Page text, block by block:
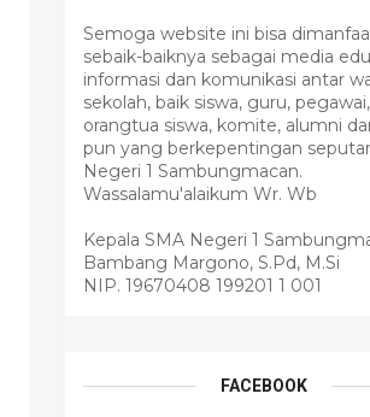
Semoga website ini bisa
sebaik-baiknya sebagai media
informasi dan komunikasi antar
sekolah, baik siswa, guru, pegawai,
orangtua siswa, komite, alumni
pun yang berkepentingan
Negeri 1 Sambungmacan.
Wassalamu'alaikum Wr. Wb
Kepala SMA Negeri 1
Bambang Margono, S.Pd, M.Si
NIP. 19670408 199201 1 001
FACEBOOK